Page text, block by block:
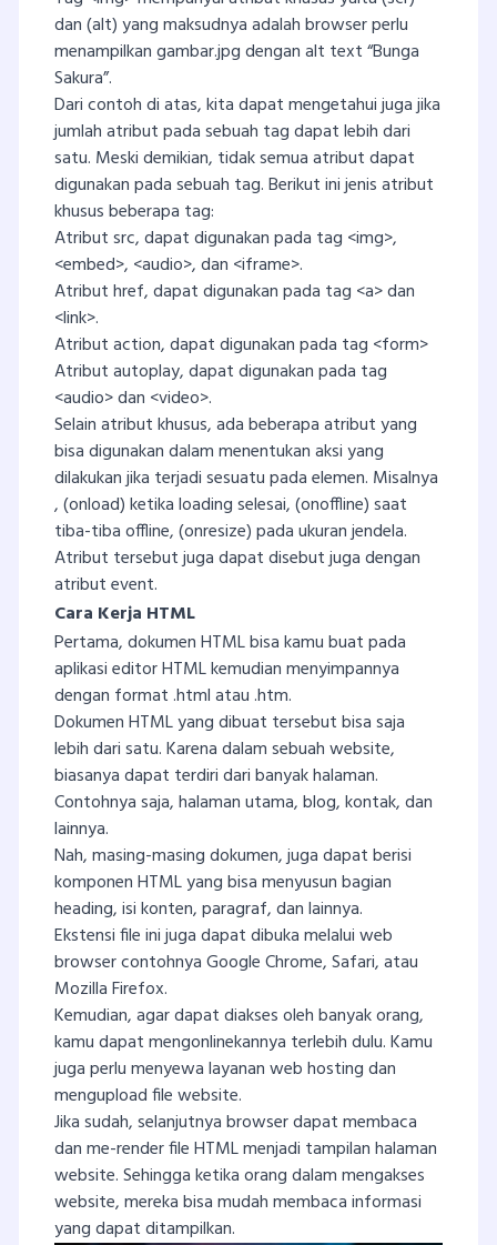
dan (alt) yang maksudnya adalah browser perlu
menampilkan gambar.jpg dengan alt text “Bunga
Sakura”.
Dari contoh di atas, kita dapat mengetahui juga jika
jumlah atribut pada sebuah tag dapat lebih dari
satu. Meski demikian, tidak semua atribut dapat
digunakan pada sebuah tag. Berikut ini jenis atribut
khusus beberapa tag:
Atribut src, dapat digunakan pada tag <img>,
<embed>, <audio>, dan <iframe>.
Atribut href, dapat digunakan pada tag <a> dan
<link>.
Atribut action, dapat digunakan pada tag <form>
Atribut autoplay, dapat digunakan pada tag
<audio> dan <video>.
Selain atribut khusus, ada beberapa atribut yang
bisa digunakan dalam menentukan aksi yang
dilakukan jika terjadi sesuatu pada elemen. Misalnya
, (onload) ketika loading selesai, (onoffline) saat
tiba-tiba offline, (onresize) pada ukuran jendela.
Atribut tersebut juga dapat disebut juga dengan
atribut event.
Cara Kerja HTML
Pertama, dokumen HTML bisa kamu buat pada
aplikasi editor HTML kemudian menyimpannya
dengan format .html atau .htm.
Dokumen HTML yang dibuat tersebut bisa saja
lebih dari satu. Karena dalam sebuah website,
biasanya dapat terdiri dari banyak halaman.
Contohnya saja, halaman utama, blog, kontak, dan
lainnya.
Nah, masing-masing dokumen, juga dapat berisi
komponen HTML yang bisa menyusun bagian
heading, isi konten, paragraf, dan lainnya.
Ekstensi file ini juga dapat dibuka melalui web
browser contohnya Google Chrome, Safari, atau
Mozilla Firefox.
Kemudian, agar dapat diakses oleh banyak orang,
kamu dapat mengonlinekannya terlebih dulu. Kamu
juga perlu menyewa layanan web hosting dan
mengupload file website.
Jika sudah, selanjutnya browser dapat membaca
dan me-render file HTML menjadi tampilan halaman
website. Sehingga ketika orang dalam mengakses
website, mereka bisa mudah membaca informasi
yang dapat ditampilkan.